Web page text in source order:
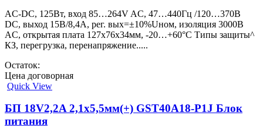
AC-DC, 125Вт, вход 85…264V AC, 47…440Гц /120…370В
DC, выход 15В/8,4A, рег. вых=±10%Uном, изоляция 3000В
AC, открытая плата 127х76х34мм, -20…+60°С Типы защиты^
КЗ, перегрузка, перенапряжение.....
Остаток:
Цена договорная
Quick View
БП 18V2,2A 2,1х5,5мм(+) GST40A18-P1J Блок
питания